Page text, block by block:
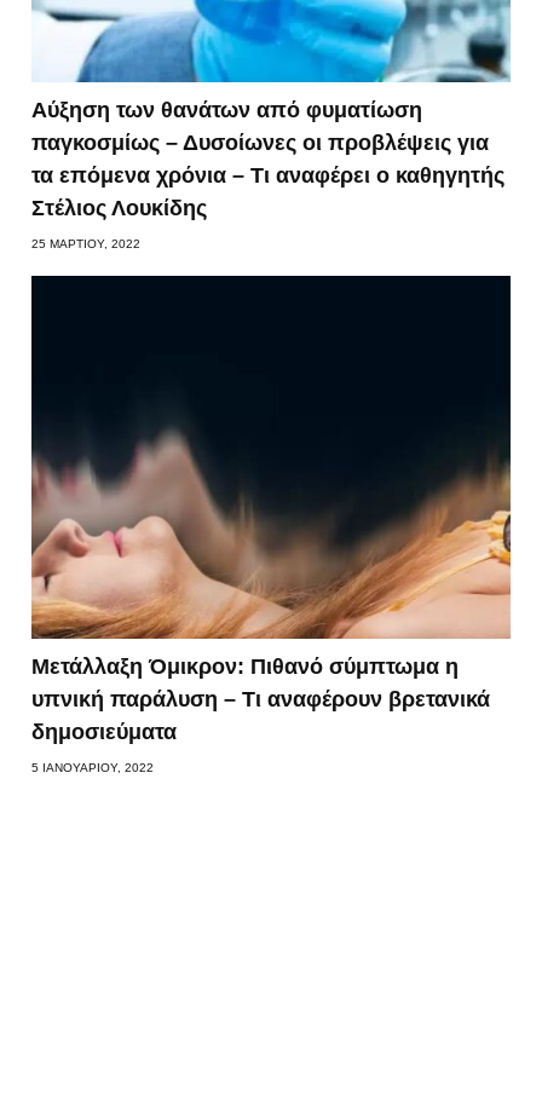
Αύξηση των θανάτων από φυματίωση
παγκοσμίως – Δυσοίωνες οι προβλέψεις για
τα επόμενα χρόνια – Τι αναφέρει ο καθηγητής
Στέλιος Λουκίδης
25 ΜΑΡΤΊΟΥ, 2022
Μετάλλαξη Όμικρον: Πιθανό σύμπτωμα η
υπνική παράλυση – Τι αναφέρουν βρετανικά
δημοσιεύματα
5 ΙΑΝΟΥΑΡΊΟΥ, 2022